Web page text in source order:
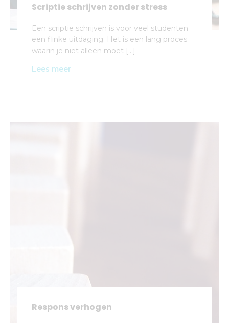
Scriptie schrijven zonder stress
Een scriptie schrijven is voor veel studenten
een flinke uitdaging. Het is een lang proces
waarin je niet alleen moet […]
Lees meer
Respons verhogen